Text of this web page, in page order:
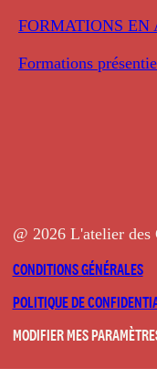
FORMATIONS EN
Formations
@ 2026 L'atelier des
CONDITIONS GÉNÉRALES
POLITIQUE DE
MODIFIER MES